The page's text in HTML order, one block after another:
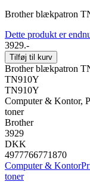
Brother blækpatron
Dette produkt er
3929.-
Tilføj til kurv
Brother blækpatron
TN910Y
TN910Y
Computer & Kontor,
toner
Brother
3929
DKK
4977766771870
Computer & Kontor
toner